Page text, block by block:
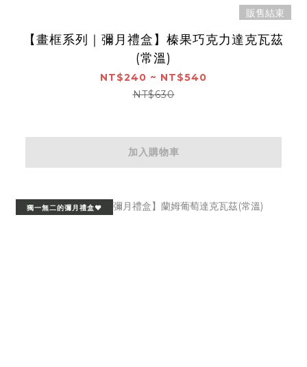
販售結束
【畫框系列｜彌月禮盒】榛果巧克力達克瓦茲
(常溫)
NT$240 ~ NT$540
NT$630
加入購物車
獨一無二的彌月禮盒❤️